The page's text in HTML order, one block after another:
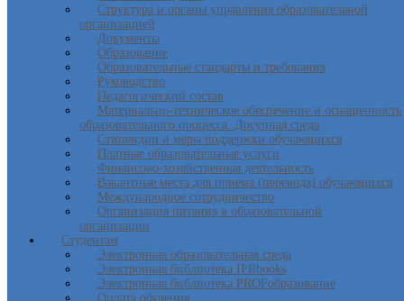
Структура и органы управления образовательной
организацией
Документы
Образование
Образовательные стандарты и требования
Руководство
Педагогический состав
Материально-техническое обеспечение и оснащенность
образовательного процесса. Досупная среда
Стипендии и меры поддержки обучающихся
Платные образовательные услуги
Финансово-хозяйственная деятельность
Вакантные места для приема (перевода) обучающихся
Международное сотрудничество
Организация питания в образовательной
организации
Студентам
Электронная образовательная среда
Электронная библиотека IPRbooks
Электронная библиотека PROFобразование
Оплата обучения